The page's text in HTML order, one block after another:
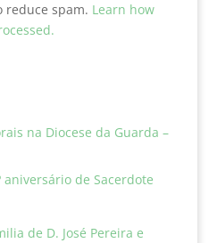
reduce spam. Learn how
na Diocese da Guarda –
aniversário de Sacerdote
de D. José Pereira e